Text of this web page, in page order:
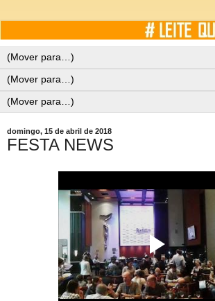
domingo, 15 de abril de 2018
FESTA NEWS